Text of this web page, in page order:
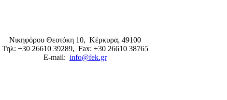
Νικηφόρου Θεοτόκη 10, Κέρκυρα, 49100
Τηλ: +30 26610 39289, Fax: +30 26610 38765
E-mail: info@fek.gr